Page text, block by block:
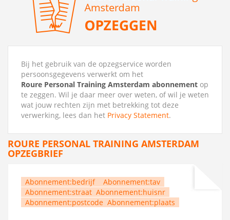
Bij het gebruik van de opzegservice worden
persoonsgegevens verwerkt om het
Roure Personal Training Amsterdam abonnement op
te zeggen. Wil je daar meer over weten, of wil je weten
wat jouw rechten zijn met betrekking tot deze
verwerking, lees dan het Privacy Statement.
ROURE PERSONAL TRAINING AMSTERDAM
OPZEGBRIEF
Abonnement:bedrijf
Abonnement:tav
Abonnement:straat Abonnement:huisnr
Abonnement:postcode Abonnement:plaats